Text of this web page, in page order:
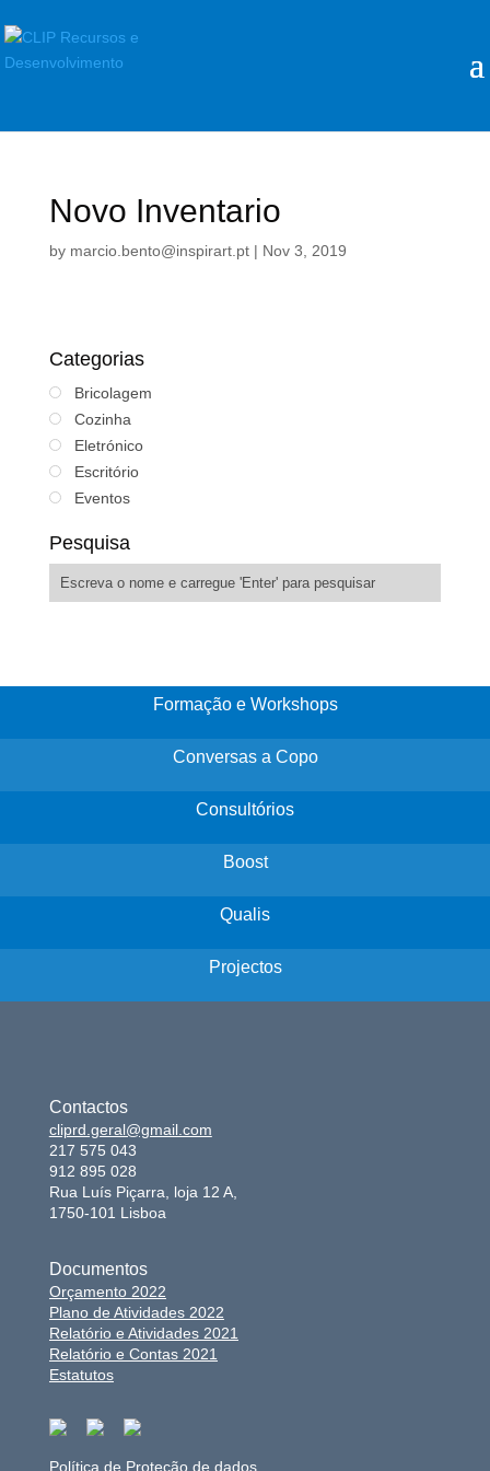
Novo Inventario
by marcio.bento@inspirart.pt| Nov 3, 2019
Categorias
Bricolagem
Cozinha
Eletrónico
Escritório
Eventos
Pesquisa
Formação e Workshops
Conversas a Copo
Consultórios
Boost
Qualis
Projectos
Contactos
cliprd.geral@gmail.com
217 575 043
912 895 028
Rua Luís Piçarra, loja 12 A,
1750-101 Lisboa
Documentos
Orçamento 2022
Plano de Atividades 2022
Relatório e Atividades 2021
Relatório e Contas 2021
Estatutos
Política de Proteção de dados